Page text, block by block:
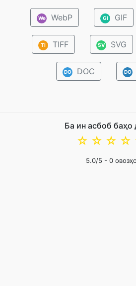
We WebP GI GIF
TI TIFF SV SVG
DO DOC DO
Ба ин асбоб баҳо
☆
☆
☆
☆
5.0/5 - 0овозҳо